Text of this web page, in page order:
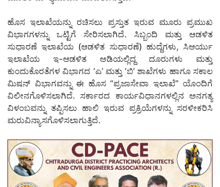
ಹೊಸ ಇಲಾಖೆಯನ್ನು ರಚಿಸಲು ಪ್ರಸ್ತುತ ಇರುವ ಮೂರು ಪ್ರಮುಖ
ವಿಭಾಗಗಳನ್ನು ಒಟ್ಟಿಗೆ ಸೇರಿಸಲಾಗಿದೆ. ಸಿಬ್ಬಂದಿ ಮತ್ತು ಆಡಳಿತ
ಸುಧಾರಣೆ ಇಲಾಖೆಯ (ಆಡಳಿತ ಸುಧಾರಣೆ) ಹುದ್ದೆಗಳು, ಸಿಆರ್ಯು
ಇಲಾಖೆಯ ಇ-ಆಡಳಿತ ಅಡಿಯಲ್ಲಿದ್ದ ದೂರುಗಳು ಮತ್ತು
ಕುಂದುಕೊರತೆಗಳ ವಿಭಾಗದ ‘ಎ’ ಮತ್ತು ‘ಬಿ’ ಶಾಖೆಗಳು ಹಾಗೂ ಸಕಾಲ
ಮಿಷನ್ ವಿಭಾಗವನ್ನು ಈ ಹೊಸ “ಪ್ರಜಾಸೇವಾ ಇಲಾಖೆ” ಯೊಂದಿಗೆ
ವಿಲೀನಗೊಳಿಸಲಾಗಿದೆ. ಸರ್ಕಾರದ ಕಾರ್ಯವಿಧಾನಗಳಲ್ಲಿನ ಅನಗತ್ಯ
ವಿಳಂಬವನ್ನು ತಪ್ಪಿಸಲು ಹಾಲಿ ಇರುವ ಪ್ರಕ್ರಿಯೆಗಳನ್ನು ಸರಳೀಕರಿಸಿ
ಮರುವಿನ್ಯಾಸಗೊಳಿಸಲಾಗುತ್ತಿದೆ.